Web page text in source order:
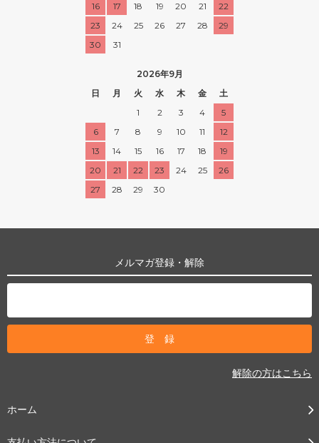
16
17 18 19 20 21
22
23
24 25 26 27 28
29
30
31
2026年9月
日
月 火 水 木 金
土
1
2 3 4
5
6
7 8 9 10 11
12
13
14 15 16 17 18
19
20
21 22 23 24 25
26
27
28 29 30
メルマガ登録・解除
解除の方はこちら
ホーム